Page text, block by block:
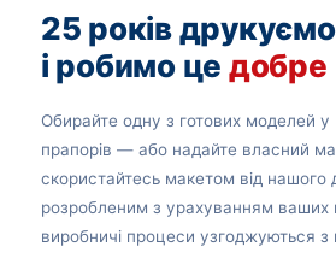
25 років
і робимо це добре
Обирайте одну з готових моделей
прапорів — або надайте власний
скористайтесь макетом від нашого
розробленим з урахуванням ваших
виробничі процеси узгоджуються